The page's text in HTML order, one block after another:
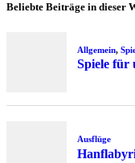
Beliebte Beiträge in dieser
Allgemein,
Spiele für
Ausflüge